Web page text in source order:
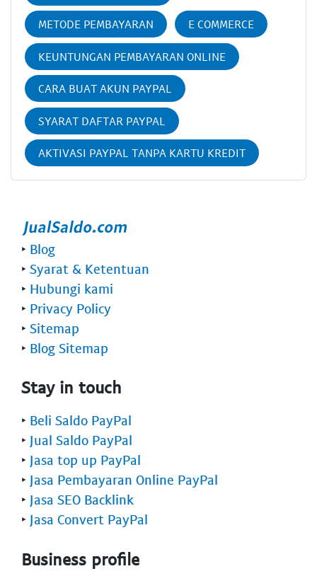
METODE PEMBAYARAN E COMMERCE
KEUNTUNGAN PEMBAYARAN ONLINE
CARA BUAT AKUN PAYPAL
SYARAT DAFTAR PAYPAL
AKTIVASI PAYPAL TANPA KARTU KREDIT
‣ Blog
‣ Syarat & Ketentuan
‣ Hubungi kami
‣ Privacy Policy
‣ Sitemap
‣ Blog Sitemap
Stay in touch
‣ Beli Saldo PayPal
‣ Jual Saldo PayPal
‣ Jasa top up PayPal
‣ Jasa Pembayaran Online PayPal
‣ Jasa SEO Backlink
‣ Jasa Convert PayPal
Business profile